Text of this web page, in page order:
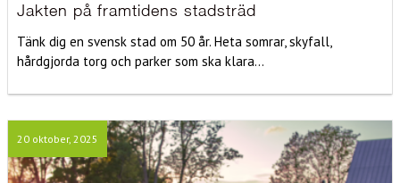
Jakten på framtidens stadsträd
Tänk dig en svensk stad om 50 år. Heta somrar, skyfall,
hårdgjorda torg och parker som ska klara...
20 oktober, 2025